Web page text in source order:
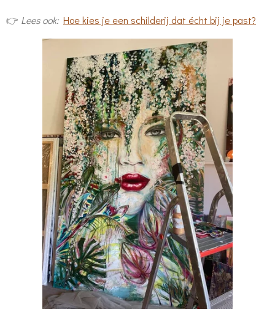
👉 Lees ook: Hoe kies je een schilderij dat écht bij je past?